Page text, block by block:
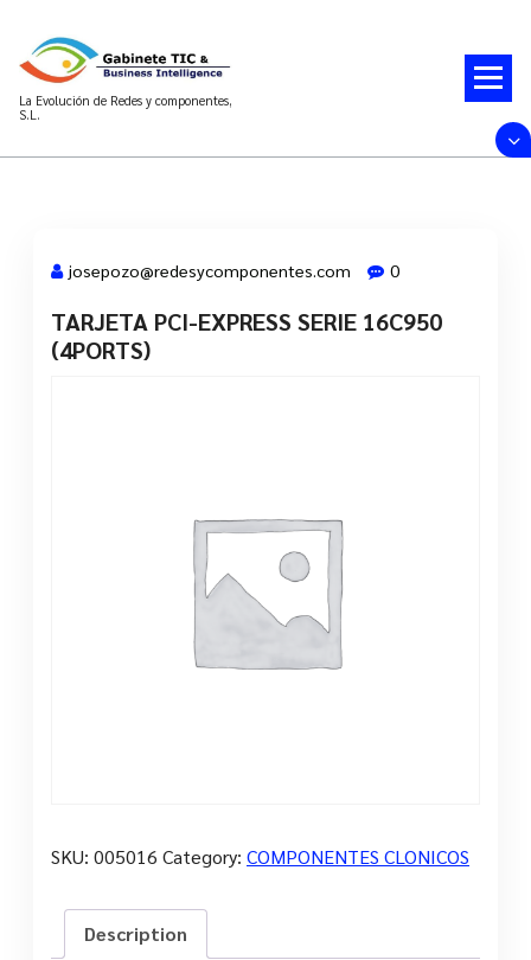
contenido
La Evolución de Redes y componentes,
S.L.
28 Mar, 2022
josepozo@redesycomponentes.com 0
TARJETA PCI-EXPRESS SERIE 16C950
(4PORTS)
SKU: 005016 Category: COMPONENTES CLONICOS
Description